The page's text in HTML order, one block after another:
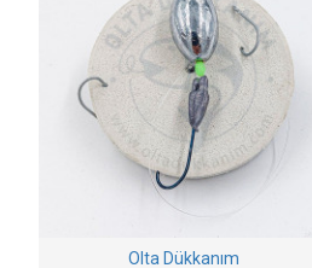
Olta Dükkanım